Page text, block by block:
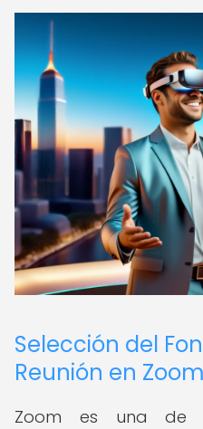
Selección del
Reunión en Zoom
Zoom es una de